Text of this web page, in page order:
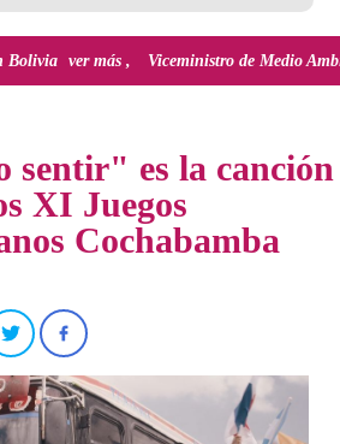
ver más Viceministro de Medio Ambiente,
sentir" es la canción
XI Juegos
Cochabamba